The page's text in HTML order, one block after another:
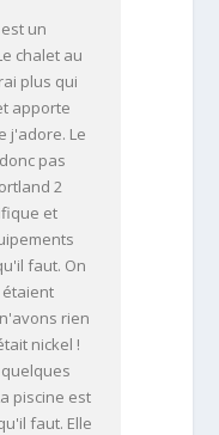
un
chalet au
plus qui
apporte
j'adore. Le
pas
2
et
faut. On
étaient
rien
nickel !
piscine est
faut. Elle